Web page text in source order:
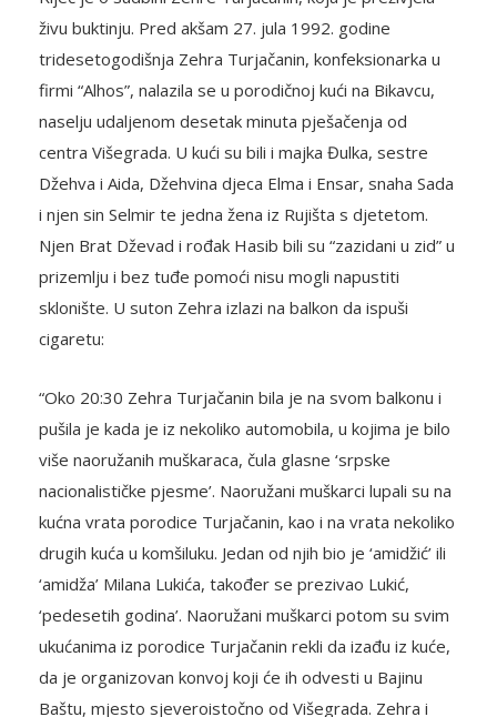
živu buktinju. Pred akšam 27. jula 1992. godine
tridesetogodišnja Zehra Turjačanin, konfeksionarka u
firmi “Alhos”, nalazila se u porodičnoj kući na Bikavcu,
naselju udaljenom desetak minuta pješačenja od
centra Višegrada. U kući su bili i majka Đulka, sestre
Džehva i Aida, Džehvina djeca Elma i Ensar, snaha Sada
i njen sin Selmir te jedna žena iz Rujišta s djetetom.
Njen Brat Dževad i rođak Hasib bili su “zazidani u zid” u
prizemlju i bez tuđe pomoći nisu mogli napustiti
sklonište. U suton Zehra izlazi na balkon da ispuši
cigaretu:
“Oko 20:30 Zehra Turjačanin bila je na svom balkonu i
pušila je kada je iz nekoliko automobila, u kojima je bilo
više naoružanih muškaraca, čula glasne ‘srpske
nacionalističke pjesme’. Naoružani muškarci lupali su na
kućna vrata porodice Turjačanin, kao i na vrata nekoliko
drugih kuća u komšiluku. Jedan od njih bio je ‘amidžić’ ili
‘amidža’ Milana Lukića, također se prezivao Lukić,
‘pedesetih godina’. Naoružani muškarci potom su svim
ukućanima iz porodice Turjačanin rekli da izađu iz kuće,
da je organizovan konvoj koji će ih odvesti u Bajinu
Baštu, mjesto sjeveroistočno od Višegrada. Zehra i